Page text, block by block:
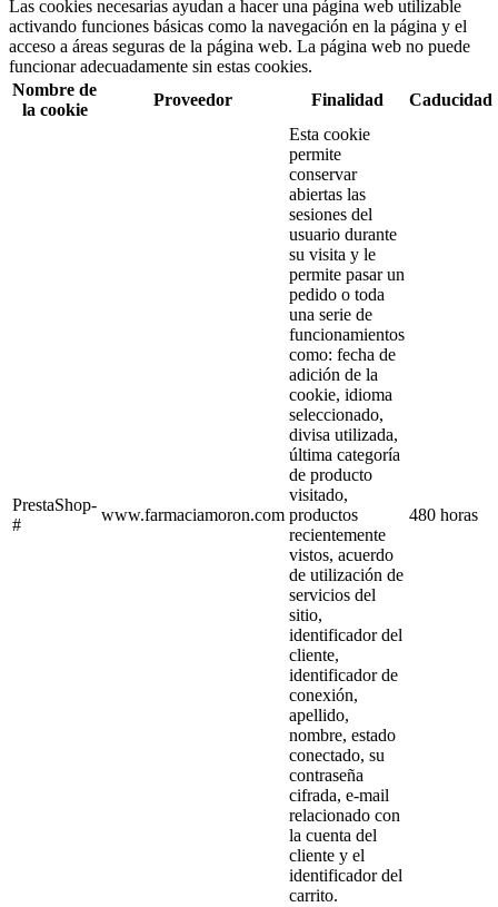
Las cookies necesarias ayudan a hacer una página web utilizable
activando funciones básicas como la navegación en la página y el
acceso a áreas seguras de la página web. La página web no puede
funcionar adecuadamente sin estas cookies.
Nombre de
la cookie
Proveedor Finalidad Caducidad
PrestaShop-
#
www.farmaciamoron.com
Esta cookie
permite
conservar
abiertas las
sesiones del
usuario durante
su visita y le
permite pasar un
pedido o toda
una serie de
funcionamientos
como: fecha de
adición de la
cookie, idioma
seleccionado,
divisa utilizada,
última categoría
de producto
visitado,
productos
recientemente
vistos, acuerdo
de utilización de
servicios del
sitio,
identificador del
cliente,
identificador de
conexión,
apellido,
nombre, estado
conectado, su
contraseña
cifrada, e-mail
relacionado con
la cuenta del
cliente y el
identificador del
carrito.
480 horas